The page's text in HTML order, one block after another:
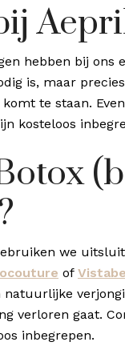
hebben bij ons
is, maar
te staan.
kosteloos
we
of
natuurlijke
verloren gaat.
inbegrepen.